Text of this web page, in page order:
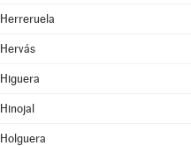
Herreruela
Hervás
Higuera
Hinojal
Holguera